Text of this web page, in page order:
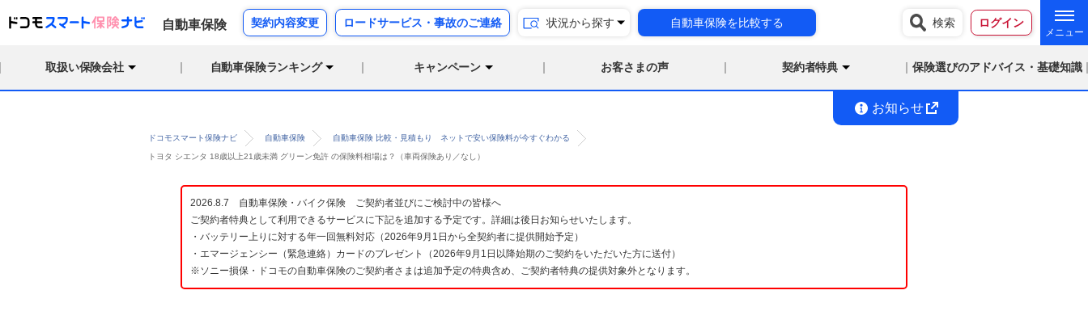
自動車保険 契約内容変更 ロードサービス・事故のご連絡 状況から探す 自動車保険を比較する 検索 ログイン
取扱い保険会社 自動車保険ランキング キャンペーン お客さまの声 契約者特典 保険選びのアドバイス・基礎知識
お知らせ
ドコモスマート保険ナビ 自動車保険 自動車保険 比較・見積もり ネットで安い保険料が今すぐわかる
トヨタ シエンタ 18歳以上21歳未満 グリーン免許 の保険料相場は？（車両保険あり／なし）
2026.8.7 自動車保険・バイク保険 ご契約者並びにご検討中の皆様へ
ご契約者特典として利用できるサービスに下記を追加する予定です。詳細は後日お知らせいたします。
・バッテリー上りに対する年一回無料対応（2026年9月1日から全契約者に提供開始予定）
・エマージェンシー（緊急連絡）カードのプレゼント（2026年9月1日以降始期のご契約をいただいた方に送付）
※ソニー損保・ドコモの自動車保険のご契約者さまは追加予定の特典含め、ご契約者特典の提供対象外となります。